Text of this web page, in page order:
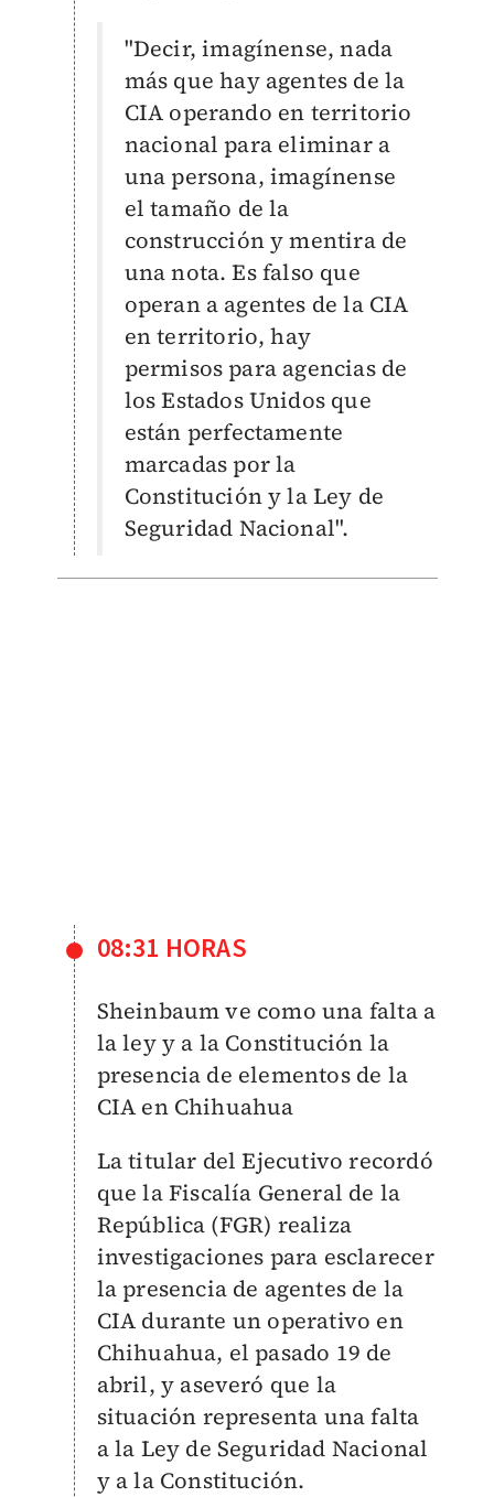
"Decir, imagínense, nada
más que hay agentes de la
CIA operando en territorio
nacional para eliminar a
una persona, imagínense
el tamaño de la
construcción y mentira de
una nota. Es falso que
operan a agentes de la CIA
en territorio, hay
permisos para agencias de
los Estados Unidos que
están perfectamente
marcadas por la
Constitución y la Ley de
Seguridad Nacional".
08:31 HORAS
Sheinbaum ve como una falta a
la ley y a la Constitución la
presencia de elementos de la
CIA en Chihuahua
La titular del Ejecutivo recordó
que la Fiscalía General de la
República (FGR) realiza
investigaciones para esclarecer
la presencia de agentes de la
CIA durante un operativo en
Chihuahua, el pasado 19 de
abril, y aseveró que la
situación representa una falta
a la Ley de Seguridad Nacional
y a la Constitución.